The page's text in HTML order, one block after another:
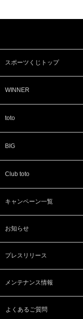
スポーツくじトップ
WINNER
toto
BIG
Club toto
キャンペーン一覧
お知らせ
プレスリリース
メンテナンス情報
よくあるご質問